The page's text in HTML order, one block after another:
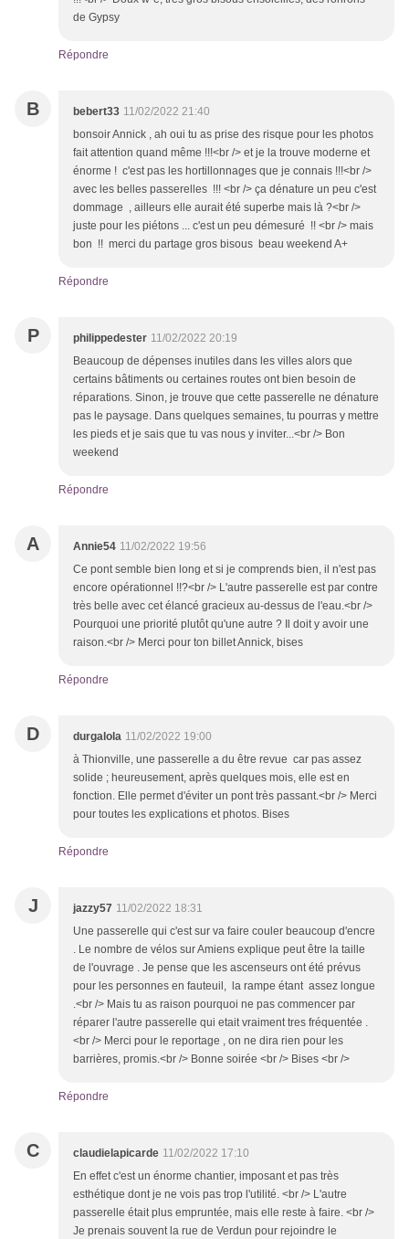
de Gypsy
Répondre
B bebert33 11/02/2022 21:40
bonsoir Annick , ah oui tu as prise des risque pour les photos
fait attention quand même !!!<br /> et je la trouve moderne et
énorme ! c'est pas les hortillonnages que je connais !!!<br />
avec les belles passerelles !!! <br /> ça dénature un peu c'est
dommage , ailleurs elle aurait été superbe mais là ?<br />
juste pour les piétons ... c'est un peu démesuré !! <br /> mais
bon !! merci du partage gros bisous beau weekend A+
Répondre
P philippedester 11/02/2022 20:19
Beaucoup de dépenses inutiles dans les villes alors que
certains bâtiments ou certaines routes ont bien besoin de
réparations. Sinon, je trouve que cette passerelle ne dénature
pas le paysage. Dans quelques semaines, tu pourras y mettre
les pieds et je sais que tu vas nous y inviter...<br /> Bon
weekend
Répondre
A Annie54 11/02/2022 19:56
Ce pont semble bien long et si je comprends bien, il n'est pas
encore opérationnel !!?<br /> L'autre passerelle est par contre
très belle avec cet élancé gracieux au-dessus de l'eau.<br />
Pourquoi une priorité plutôt qu'une autre ? Il doit y avoir une
raison.<br /> Merci pour ton billet Annick, bises
Répondre
D durgalola 11/02/2022 19:00
à Thionville, une passerelle a du être revue car pas assez
solide ; heureusement, après quelques mois, elle est en
fonction. Elle permet d'éviter un pont très passant.<br /> Merci
pour toutes les explications et photos. Bises
Répondre
J jazzy57 11/02/2022 18:31
Une passerelle qui c'est sur va faire couler beaucoup d'encre
. Le nombre de vélos sur Amiens explique peut être la taille
de l'ouvrage . Je pense que les ascenseurs ont été prévus
pour les personnes en fauteuil, la rampe étant assez longue
.<br /> Mais tu as raison pourquoi ne pas commencer par
réparer l'autre passerelle qui etait vraiment tres fréquentée .
<br /> Merci pour le reportage , on ne dira rien pour les
barrières, promis.<br /> Bonne soirée <br /> Bises <br />
Répondre
C claudielapicarde 11/02/2022 17:10
En effet c'est un énorme chantier, imposant et pas très
esthétique dont je ne vois pas trop l'utilité. <br /> L'autre
passerelle était plus empruntée, mais elle reste à faire. <br />
Je prenais souvent la rue de Verdun pour rejoindre le